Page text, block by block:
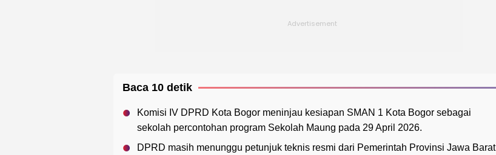
Baca 10 detik
Komisi IV DPRD Kota Bogor meninjau kesiapan SMAN 1 Kota Bogor sebagai
sekolah percontohan program Sekolah Maung pada 29 April 2026.
DPRD masih menunggu petunjuk teknis resmi dari Pemerintah Provinsi Jawa Barat